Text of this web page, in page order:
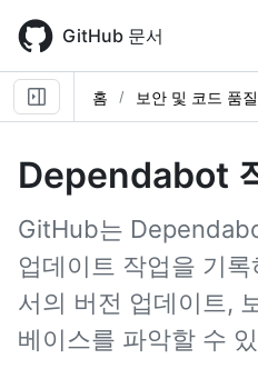
main
content
GitHub 문서
홈 보안 및 코드 품질
Dependabot
GitHub는
업데이트 작업을 기
서의 버전 업데이트,
베이스를 파악할 수